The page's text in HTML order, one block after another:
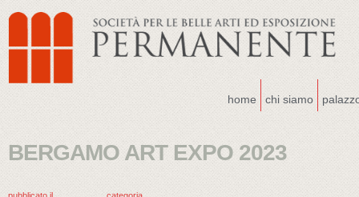
home chi siamo
BERGAMO ART EXPO 2023